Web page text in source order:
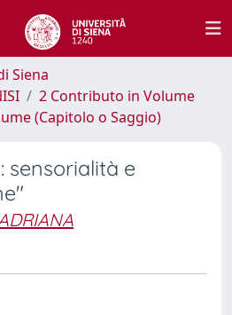
Siena
2 Contributo in Volume
(Capitolo o Saggio)
sensorialità e